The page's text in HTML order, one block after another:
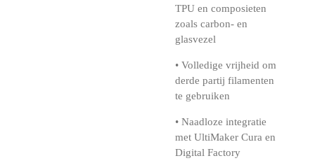
TPU en composieten
zoals carbon- en
glasvezel
• Volledige vrijheid om
derde partij filamenten
te gebruiken
• Naadloze integratie
met UltiMaker Cura en
Digital Factory